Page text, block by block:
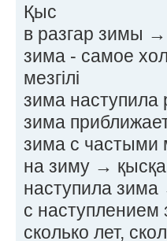
Қыс
в разгар зимы →
зима - самое
мезгілі
зима наступила
зима
зима с
на зиму →
наступила зима
с
сколько лет,